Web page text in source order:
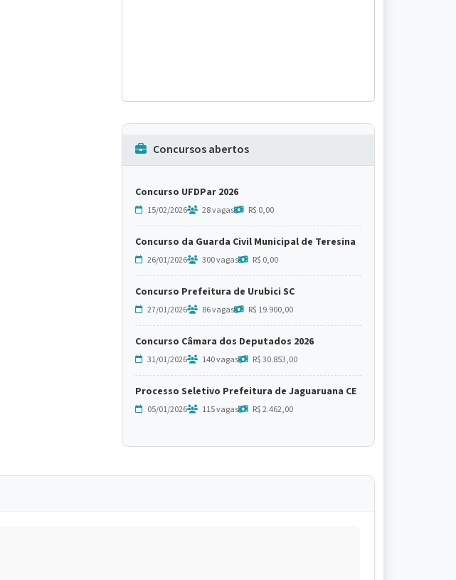
Concursos abertos
Concurso UFDPar 2026
15/02/2026 28 vagas R$ 0,00
Concurso da Guarda Civil Municipal de Teresina
26/01/2026 300 vagas R$ 0,00
Concurso Prefeitura de Urubici SC
27/01/2026 86 vagas R$ 19.900,00
Concurso Câmara dos Deputados 2026
31/01/2026 140 vagas R$ 30.853,00
Processo Seletivo Prefeitura de Jaguaruana CE
05/01/2026 115 vagas R$ 2.462,00